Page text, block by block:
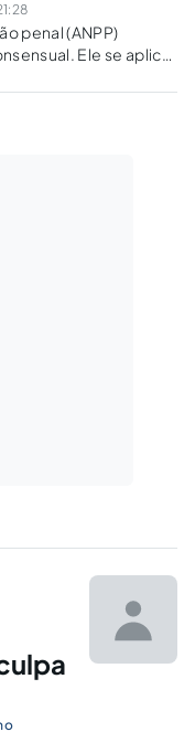
penal (ANPP)
Ele se aplica